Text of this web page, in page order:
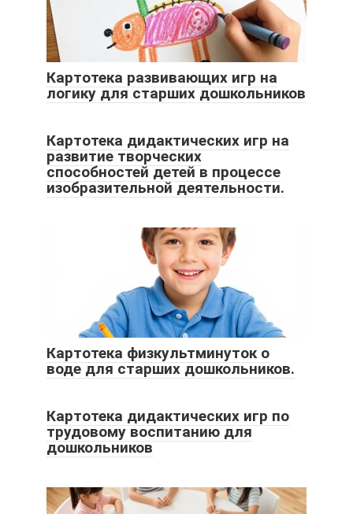
Картотека развивающих игр на
логику для старших дошкольников
Картотека дидактических игр на
развитие творческих
способностей детей в процессе
изобразительной деятельности.
Картотека физкультминуток о
воде для старших дошкольников.
Картотека дидактических игр по
трудовому воспитанию для
дошкольников